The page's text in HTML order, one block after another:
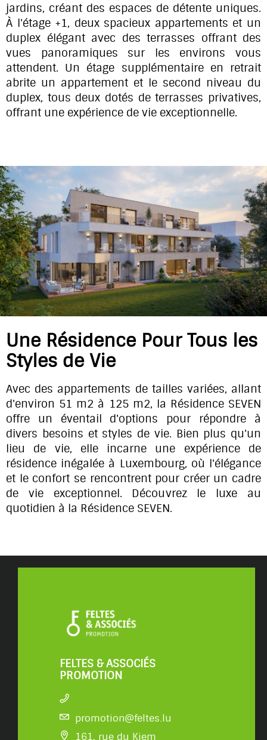
jardins, créant des espaces de détente uniques.
À l'étage +1, deux spacieux appartements et un
duplex élégant avec des terrasses offrant des
vues panoramiques sur les environs vous
attendent. Un étage supplémentaire en retrait
abrite un appartement et le second niveau du
duplex, tous deux dotés de terrasses privatives,
offrant une expérience de vie exceptionnelle.
Une Résidence Pour Tous les
Styles de Vie
Avec des appartements de tailles variées, allant
d'environ 51 m2 à 125 m2, la Résidence SEVEN
offre un éventail d'options pour répondre à
divers besoins et styles de vie. Bien plus qu'un
lieu de vie, elle incarne une expérience de
résidence inégalée à Luxembourg, où l'élégance
et le confort se rencontrent pour créer un cadre
de vie exceptionnel. Découvrez le luxe au
quotidien à la Résidence SEVEN.
FELTES & ASSOCIÉS
PROMOTION
promotion@feltes.lu
161, rue du Kiem